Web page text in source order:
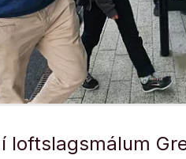
loftslagsmálum